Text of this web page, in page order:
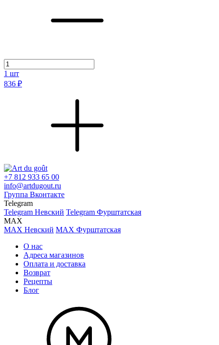
1 шт
836 ₽
+7 812 933 65 00
info@artdugout.ru
Группа Вконтакте
Telegram
Telegram Невский Telegram Фурштатская
MAX
MAX Невский MAX Фурштатская
О нас
Адреса магазинов
Оплата и доставка
Возврат
Рецепты
Блог